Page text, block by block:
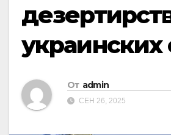
украинских
От admin
СЕН 26, 2025